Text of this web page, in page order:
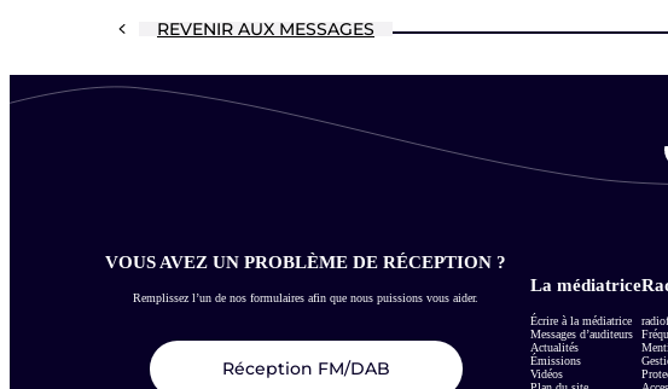
REVENIR AUX MESSAGES
VOUS AVEZ UN PROBLÈME DE RÉCEPTION ?
Remplissez l’un de nos formulaires afin que nous puissions vous aider.
Réception FM/DAB
La médiatrice
Écrire à la médiatrice
Messages d’auditeurs
Actualités
Émissions
Vidéos